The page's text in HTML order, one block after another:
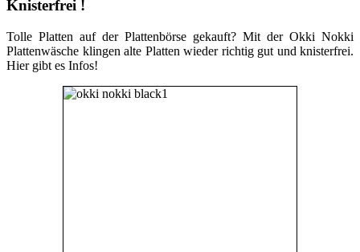
Knisterfrei !
Tolle Platten auf der Plattenbörse gekauft? Mit der Okki Nokki
Plattenwäsche klingen alte Platten wieder richtig gut und knisterfrei.
Hier gibt es Infos!